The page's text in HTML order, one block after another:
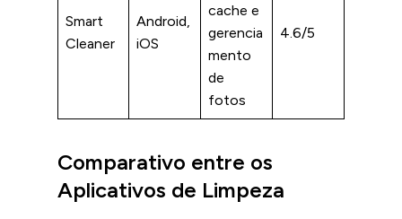
Smart
Cleaner
Android,
iOS
cache e
gerencia
mento
de
fotos
4.6/5
Comparativo entre os
Aplicativos de Limpeza